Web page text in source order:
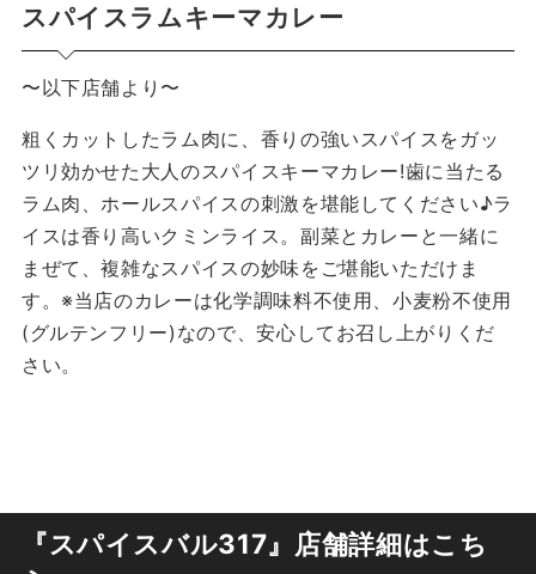
スパイスラムキーマカレー
〜以下店舗より〜
粗くカットしたラム肉に、香りの強いスパイスをガッ
ツリ効かせた大人のスパイスキーマカレー!歯に当たる
ラム肉、ホールスパイスの刺激を堪能してください♪ラ
イスは香り高いクミンライス。副菜とカレーと一緒に
まぜて、複雑なスパイスの妙味をご堪能いただけま
す。※当店のカレーは化学調味料不使用、小麦粉不使用
(グルテンフリー)なので、安心してお召し上がりくだ
さい。
『スパイスバル317』店舗詳細はこち